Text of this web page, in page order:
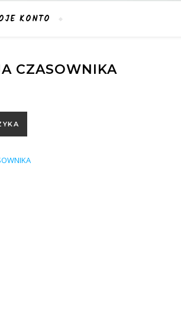
KONTO
CZASOWNIKA